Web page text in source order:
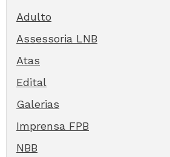
Adulto
Assessoria LNB
Atas
Edital
Galerias
Imprensa FPB
NBB